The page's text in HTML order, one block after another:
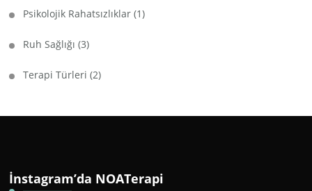
Psikolojik Rahatsızlıklar (1)
Ruh Sağlığı (3)
Terapi Türleri (2)
İnstagram’da NOATerapi